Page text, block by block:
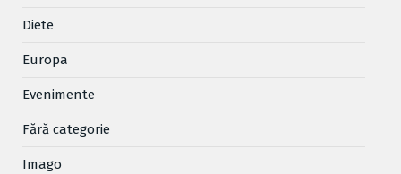
Diete
Europa
Evenimente
Fără categorie
Imago